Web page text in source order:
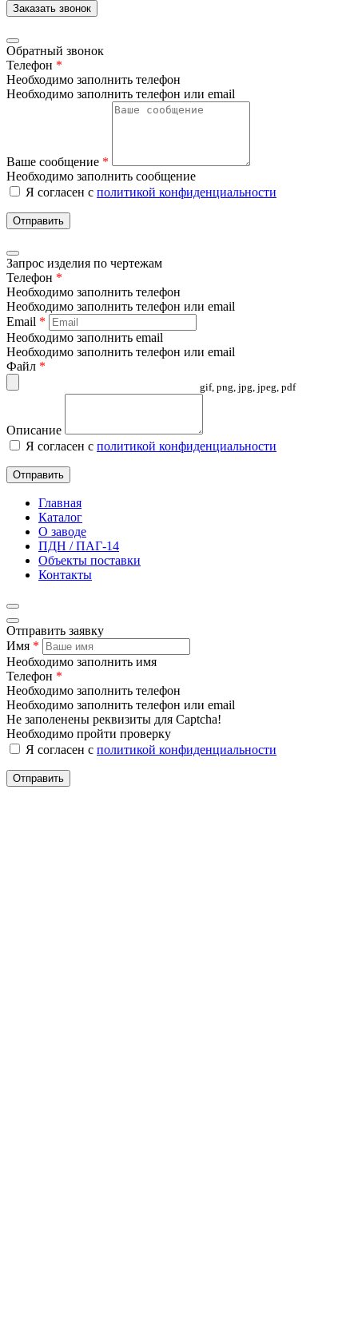
Заказать звонок
Обратный звонок
Телефон *
Необходимо заполнить телефон
Необходимо заполнить телефон или email
Ваше сообщение *
Необходимо заполнить сообщение
Я согласен с политикой конфиденциальности
Отправить
Запрос изделия по чертежам
Телефон *
Необходимо заполнить телефон
Необходимо заполнить телефон или email
Email *
Необходимо заполнить email
Необходимо заполнить телефон или email
Файл *
gif, png, jpg, jpeg, pdf
Описание
Я согласен с политикой конфиденциальности
Отправить
Главная
Каталог
О заводе
ПДН / ПАГ-14
Объекты поставки
Контакты
Отправить заявку
Имя *
Необходимо заполнить имя
Телефон *
Необходимо заполнить телефон
Необходимо заполнить телефон или email
Не заполенены реквизиты для Captcha!
Необходимо пройти проверку
Я согласен с политикой конфиденциальности
Отправить